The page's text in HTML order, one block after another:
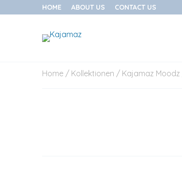
HOME ABOUT US CONTACT US
Home / Kollektionen / Kajamaz Moodz